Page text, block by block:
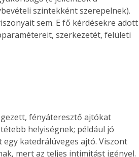
szintekként szerepelnek).
sem. E fő kérdésekre adott
szerkezetét, felületi
fényáteresztő ajtókat
helyiségnek; például jó
katedrálüveges ajtó. Viszont
mert az teljes intimitást igényel.